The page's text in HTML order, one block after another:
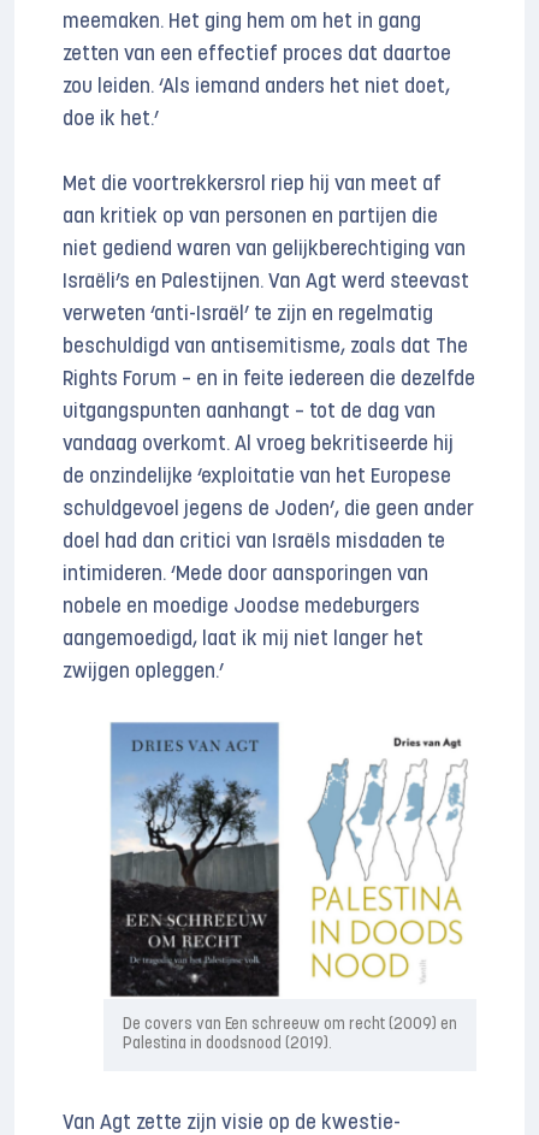
meemaken. Het ging hem om het in gang
zetten van een effectief proces dat daartoe
zou leiden. ‘Als iemand anders het niet doet,
doe ik het.’
Met die voortrekkersrol riep hij van meet af
aan kritiek op van personen en partijen die
niet gediend waren van gelijkberechtiging van
Israëli’s en Palestijnen. Van Agt werd steevast
verweten ‘anti-Israël’ te zijn en regelmatig
beschuldigd van antisemitisme, zoals dat The
Rights Forum – en in feite iedereen die dezelfde
uitgangspunten aanhangt – tot de dag van
vandaag overkomt. Al vroeg bekritiseerde hij
de onzindelijke ‘exploitatie van het Europese
schuldgevoel jegens de Joden’, die geen ander
doel had dan critici van Israëls misdaden te
intimideren. ‘Mede door aansporingen van
nobele en moedige Joodse medeburgers
aangemoedigd, laat ik mij niet langer het
zwijgen opleggen.’
De covers van Een schreeuw om recht (2009) en
Palestina in doodsnood (2019).
Van Agt zette zijn visie op de kwestie-